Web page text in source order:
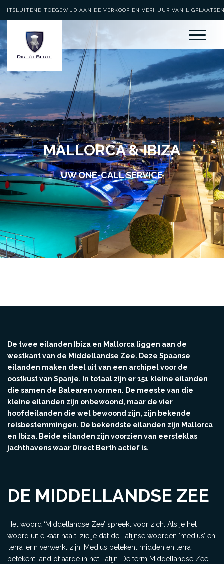
UITSLUITEND TOEGEWIJD AAN DE VERKOOP EN VERHUUR VAN
MALLORCA & IBIZA
UW ONE-CALL SERVICE
De twee eilanden Ibiza en Mallorca liggen aan de
westkant van de Middellandse Zee. Deze Spaanse
eilanden maken deel uit van een archipel voor de
oostkust van Spanje. In totaal zijn er 151 kleine eilanden
die samen de Balearen vormen. De meeste van die
kleine eilanden zijn onbewoond, maar de vier
hoofdeilanden die wel bewoond zijn, zijn bekende
reisbestemmingen. De bekendste eilanden zijn Mallorca
en Ibiza. Beide eilanden zijn voorzien van eersteklas
jachthavens waar Direct Berth actief is.
DE MIDDELLANDSE ZEE
Het woord ‘Middellandse Zee’ spreekt voor zich. Als je het
woord uit elkaar haalt, zie je dat de Latijnse woorden ‘medius’ en
’terra’ erin verwerkt zijn. Medius betekent midden en terra
betekent land of aarde in het Latijn. De term Middellandse Zee